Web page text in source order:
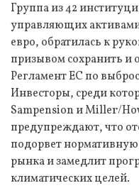
Группа из 42
управляющих
евро, обратилась к
призывом сохранить и
Регламент ЕС по
Инвесторы, среди
Sampension и Miller/
предупреждают, что
подорвет
рынка и замедлит
климатических целей.